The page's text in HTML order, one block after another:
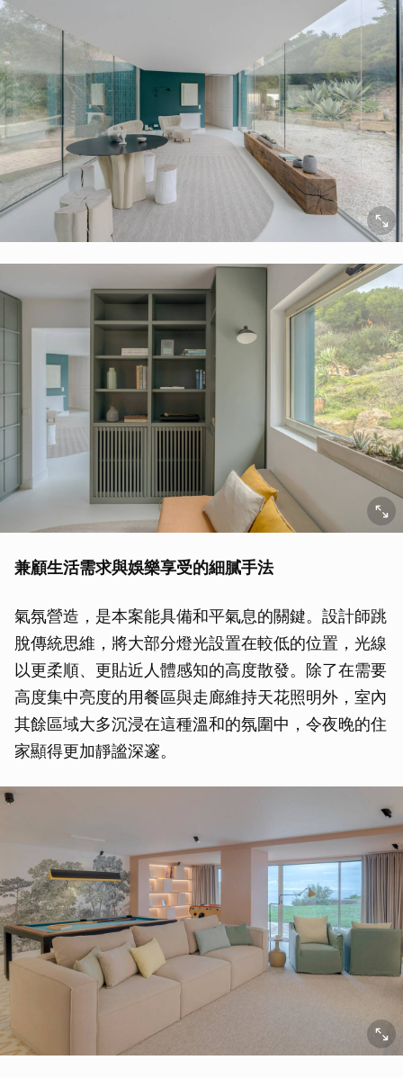
兼顧生活需求與娛樂享受的細膩手法
氣氛營造，是本案能具備和平氣息的關鍵。設計師跳
脫傳統思維，將大部分燈光設置在較低的位置，光線
以更柔順、更貼近人體感知的高度散發。除了在需要
高度集中亮度的用餐區與走廊維持天花照明外，室內
其餘區域大多沉浸在這種溫和的氛圍中，令夜晚的住
家顯得更加靜謐深邃。